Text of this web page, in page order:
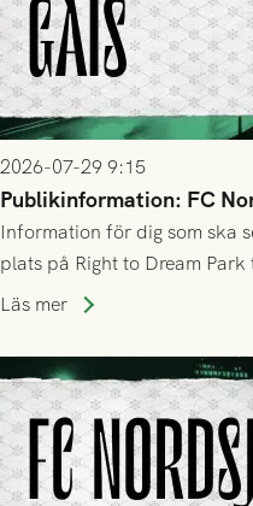
2026-07-29 9:15
Publikinformation: FC
Information för dig som ska
plats på Right to Dream
Läs mer